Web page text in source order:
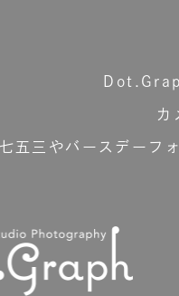
カ
七五三やバースデーフ